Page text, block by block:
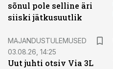
sõnul pole selline äri
siiski jätkusuutlik
MAJANDUSTULEMUSED
03.08.26, 14:25
Uut juhti otsiv Via 3L